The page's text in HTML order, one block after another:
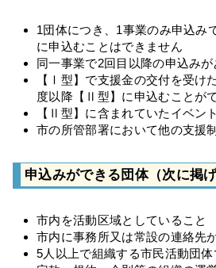
1団体につき、1事業のみ申込
に申込むことはできません
同一事業で2回目以降の申込み
【Ⅰ型】で支援金の交付を受け
度以降【Ⅱ型】に申込むことが
【Ⅱ型】に含まれていたイベン
市の所管部署において他の支援
申込みができる団体（次に掲
市内を活動区域としていること
市内に事務所又は常設の連絡先
5人以上で組織する市民活動団